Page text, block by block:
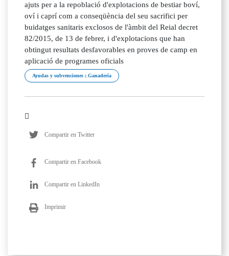
ajuts per a la repoblació d'explotacions de bestiar boví,
oví i caprí com a conseqüència del seu sacrifici per
buidatges sanitaris exclosos de l'àmbit del Reial decret
82/2015, de 13 de febrer, i d'explotacions que han
obtingut resultats desfavorables en proves de camp en
aplicació de programes oficials
Ayudas y subvenciones ; Ganadería
Compartir en Twitter
Compartir en Facebook
Compartir en LinkedIn
Imprimir